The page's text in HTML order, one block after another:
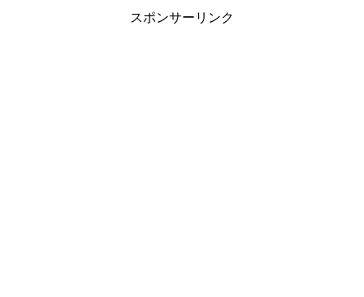
スポンサーリンク